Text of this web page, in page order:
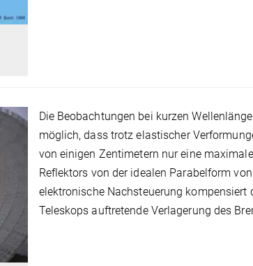
Die Beobachtungen bei kurzen
möglich, dass trotz elastischer
von einigen Zentimetern nur eine
Reflektors von der idealen Parabelform
elektronische Nachsteuerung kompensiert
Teleskops auftretende Verlagerung des